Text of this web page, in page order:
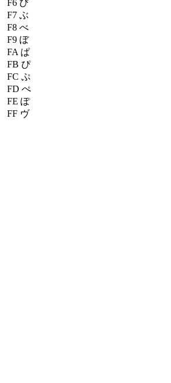
F6 び
F7 ぶ
F8 べ
F9 ぼ
FA ぱ
FB ぴ
FC ぷ
FD ぺ
FE ぽ
FF ヴ